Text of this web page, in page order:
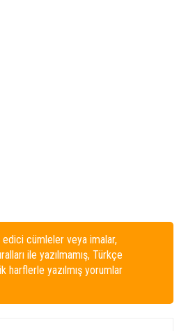
cümleler veya imalar,
ile yazılmamış, Türkçe
harflerle yazılmış yorumlar